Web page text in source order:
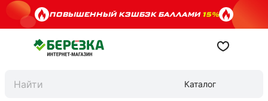
ПОВЫШЕННЫЙ КЭШБЭК БАЛЛАМИ15%
Каталог